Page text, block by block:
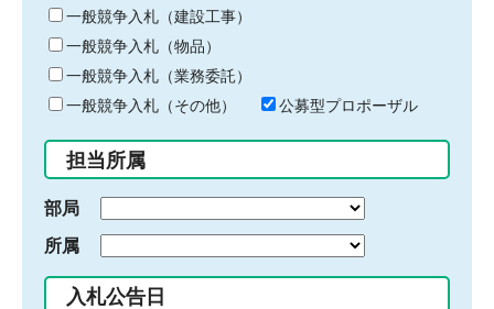
キ
ー
ワ
ー
ド
入
力
一般競争入札（建設工事）
一般競争入札（物品）
一般競争入札（業務委託）
一般競争入札（その他）
公募型プロポーザル
担当所属
部局
所属
入札公告日